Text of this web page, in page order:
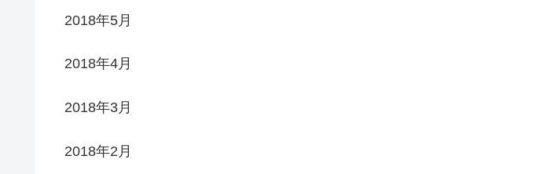
2018年5月
2018年4月
2018年3月
2018年2月